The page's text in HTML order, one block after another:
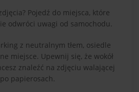
Pojedź do miejsca, które
odwróci uwagi od samochodu.
z neutralnym tłem, osiedle
miejsce. Upewnij się, że wokół
znaleźć na zdjęciu walającej
papierosach.